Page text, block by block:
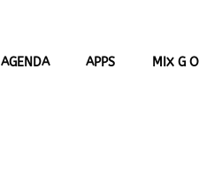
AGENDA APPS MIX G